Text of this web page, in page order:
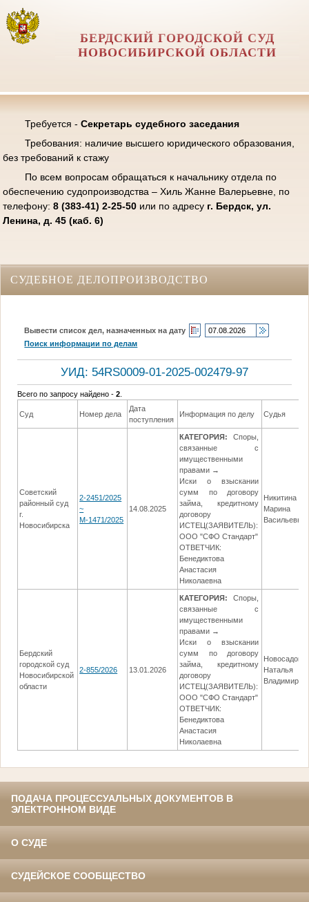
БЕРДСКИЙ ГОРОДСКОЙ СУД
НОВОСИБИРСКОЙ ОБЛАСТИ
Требуется - Секретарь судебного заседания
Требования: наличие высшего юридического образования,
без требований к стажу
По всем вопросам обращаться к начальнику отдела по
обеспечению судопроизводства – Хиль Жанне Валерьевне, по
телефону: 8 (383-41) 2-25-50или по адресу г. Бердск, ул.
Ленина, д. 45 (каб. 6)
СУДЕБНОЕ ДЕЛОПРОИЗВОДСТВО
Вывести список дел, назначенных на дату
Поиск информации по делам
УИД: 54RS0009-01-2025-002479-97
Всего по запросу найдено -2
Суд Номер дела
Дата
поступления
Информация по делу Судья
Советский
районный суд
г.
Новосибирска
2-2451/2025
~
М-1471/2025
14.08.2025
КАТЕГОРИЯ:
Споры,
связанные с
имущественными
правами →
Иски о взыскании
сумм по договору
займа, кредитному
договору
ИСТЕЦ(ЗАЯВИТЕЛЬ):
ООО "СФО Стандарт"
ОТВЕТЧИК:
Бенедиктова
Анастасия
Николаевна
Никитина
Марина
Васильевна
Бердский
городской суд
Новосибирской
области
2-855/2026 13.01.2026
КАТЕГОРИЯ:
Споры,
связанные с
имущественными
правами →
Иски о взыскании
сумм по договору
займа, кредитному
договору
ИСТЕЦ(ЗАЯВИТЕЛЬ):
ООО "СФО Стандарт"
ОТВЕТЧИК:
Бенедиктова
Анастасия
Николаевна
Новосадова
Наталья
ПОДАЧА ПРОЦЕССУАЛЬНЫХ ДОКУМЕНТОВ В
ЭЛЕКТРОННОМ ВИДЕ
О СУДЕ
СУДЕЙСКОЕ СООБЩЕСТВО